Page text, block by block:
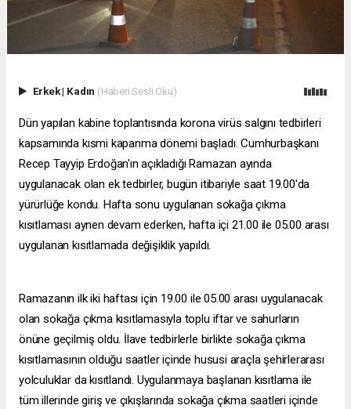
Erkek| Kadın (Haberi Sesli Oku)
Dün yapılan kabine toplantısında korona virüs salgını tedbirleri
kapsamında kısmi kapanma dönemi başladı. Cumhurbaşkanı
Recep Tayyip Erdoğan'ın açıkladığı Ramazan ayında
uygulanacak olan ek tedbirler, bugün itibariyle saat 19.00'da
yürürlüğe kondu. Hafta sonu uygulanan sokağa çıkma
kısıtlaması aynen devam ederken, hafta içi 21.00 ile 05.00 arası
uygulanan kısıtlamada değişiklik yapıldı.
Ramazanın ilk iki haftası için 19.00 ile 05.00 arası uygulanacak
olan sokağa çıkma kısıtlamasıyla toplu iftar ve sahurların
önüne geçilmiş oldu. İlave tedbirlerle birlikte sokağa çıkma
kısıtlamasının olduğu saatler içinde hususi araçla şehirlerarası
yolculuklar da kısıtlandı. Uygulanmaya başlanan kısıtlama ile
tüm illerinde giriş ve çıkışlarında sokağa çıkma saatleri içinde